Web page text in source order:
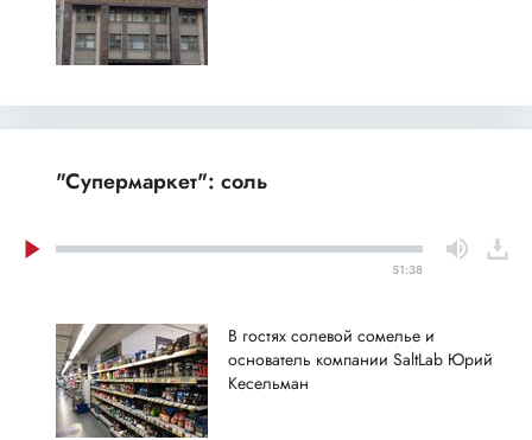
"Супермаркет": соль
51:38
В гостях солевой сомелье и
основатель компании SaltLab Юрий
Кесельман